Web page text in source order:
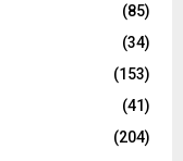
(85)
(34)
(153)
(41)
(204)